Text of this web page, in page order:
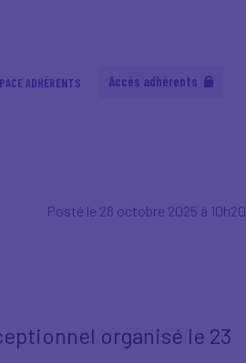
ADHÉRENTS Accès adhérents
Posté le 28 octobre 2025 à 10h20
organisé le 23